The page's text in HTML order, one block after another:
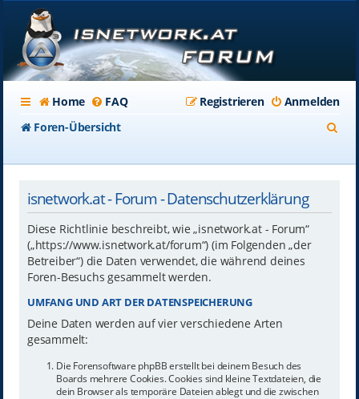
Home FAQ Anmelden
Registrieren
Foren-Übersicht
isnetwork.at - Forum - Datenschutzerklärung
Diese Richtlinie beschreibt, wie „isnetwork.at - Forum“
(„https://www.isnetwork.at/forum“) (im Folgenden „der
Betreiber“) die Daten verwendet, die während deines
Foren-Besuchs gesammelt werden.
UMFANG UND ART DER DATENSPEICHERUNG
Deine Daten werden auf vier verschiedene Arten
gesammelt:
Die Forensoftware phpBB erstellt bei deinem Besuch des
Boards mehrere Cookies. Cookies sind kleine Textdateien, die
dein Browser als temporäre Dateien ablegt und die zwischen